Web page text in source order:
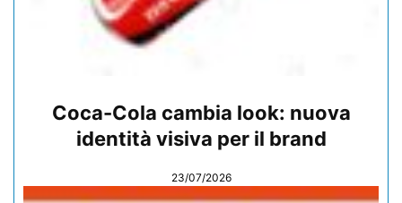
Coca-Cola cambia look: nuova
identità visiva per il brand
23/07/2026